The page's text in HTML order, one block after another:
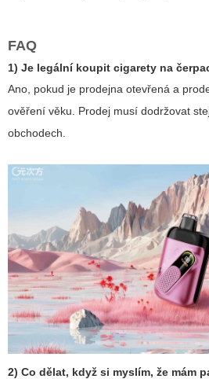
FAQ
1) Je legální koupit cigarety na
Ano, pokud je prodejna otevřená a
ověření věku. Prodej musí dodržovat
obchodech.
2) Co dělat, když si myslím, že mám